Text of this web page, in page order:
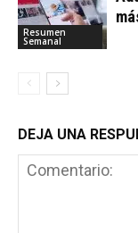
Resumen
Semanal
DEJA UNA